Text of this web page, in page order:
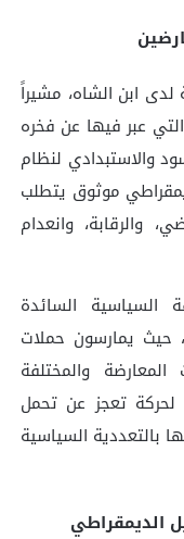
لدى ابن الشاه، مشيراً
في السويد (أبريل 2026) التي عبر فيها عن فخره
والاستبدادي لنظام
موثوق يتطلب
والرقابة، وانعدام
السياسية السائدة
، حيث يمارسون حملات
والمختلفة
تعجز عن تحمل
بالتعددية السياسية
الديمقراطي